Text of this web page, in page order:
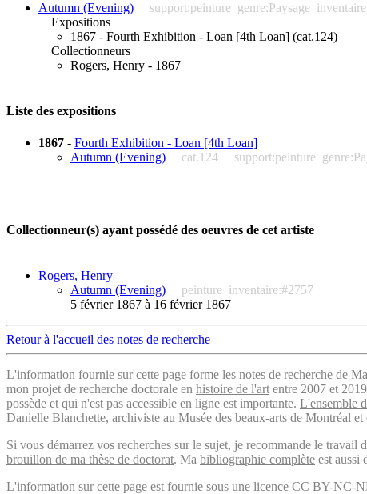
Autumn (Evening)
support:peinture genre:Paysage
Expositions
1867 - Fourth Exhibition - Loan [4th Loan] (cat.124)
Collectionneurs
Rogers, Henry - 1867
Liste des expositions
1867 - Fourth Exhibition - Loan [4th Loan]
Autumn (Evening)
cat.124 support:peinture
Collectionneur(s) ayant possédé des oeuvres de cet artiste
Rogers, Henry
Autumn (Evening)
peinture inventaire:#2757
5 février 1867 à 16 février 1867
Retour à l'accueil des notes de recherche
L'information fournie sur cette page forme les notes de recherche de
mon projet de recherche doctorale en histoire de l'art entre 2007 et
possède et qui n'est pas accessible en ligne est importante. L'ensemble
Danielle Blanchette, archiviste au Musée des beaux-arts de Montréal
Si vous démarrez vos recherches sur le sujet, je recommande le
brouillon de ma thèse de doctorat. Ma bibliographie complète est aussi
L'information sur cette page est fournie sous une licence CC BY-NC-